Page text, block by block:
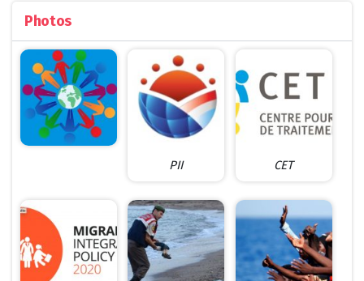
Photos
PII CET